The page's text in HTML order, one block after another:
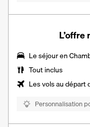
Le séjour en
Tout inclus
Les vols au départ
Personnalisation